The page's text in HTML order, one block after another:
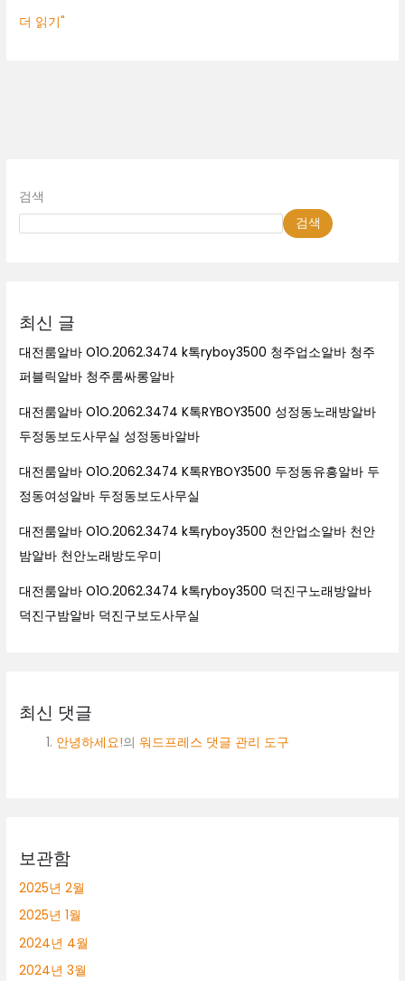
도
더 읽기"
검색
검색
최신 글
대전룸알바 O1O.2062.3474 k톡ryboy3500 청주업소알바 청주
퍼블릭알바 청주룸싸롱알바
대전룸알바 O1O.2062.3474 K톡RYBOY3500 성정동노래방알바
두정동보도사무실 성정동바알바
대전룸알바 O1O.2062.3474 K톡RYBOY3500 두정동유흥알바 두
정동여성알바 두정동보도사무실
대전룸알바 O1O.2062.3474 k톡ryboy3500 천안업소알바 천안
밤알바 천안노래방도우미
대전룸알바 O1O.2062.3474 k톡ryboy3500 덕진구노래방알바
덕진구밤알바 덕진구보도사무실
최신 댓글
안녕하세요!의워드프레스 댓글 관리 도구
보관함
2025년 2월
2025년 1월
2024년 4월
2024년 3월